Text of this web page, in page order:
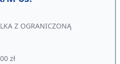
Z OGRANICZONĄ
zł